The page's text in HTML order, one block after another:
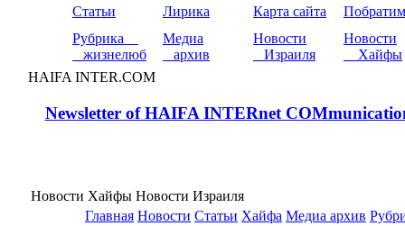
Статьи Лирика Карта сайта
Рубрика
жизнелюб
Медиа
архив
Новости
Израиля
Новости
Хайфы
HAIFA INTER.COM
Newsletter of HAIFA INTERnet
Новости Хайфы Новости Израиля
Главная Новости Статьи Хайфа Медиа архив